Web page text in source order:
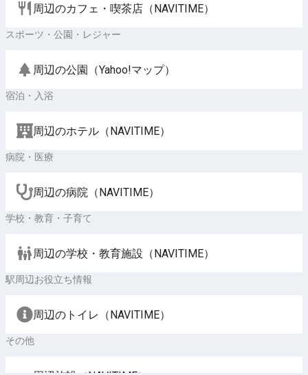
周辺のカフェ・喫茶店（NAVITIME）
スポーツ・公園・レジャー
周辺の公園（Yahoo!マップ）
宿泊・入浴
周辺のホテル（NAVITIME）
病院・医療
周辺の病院（NAVITIME）
学校・教育・子育て
周辺の学校・教育施設（NAVITIME）
駅周辺お役立ち情報
周辺のトイレ（NAVITIME）
その他